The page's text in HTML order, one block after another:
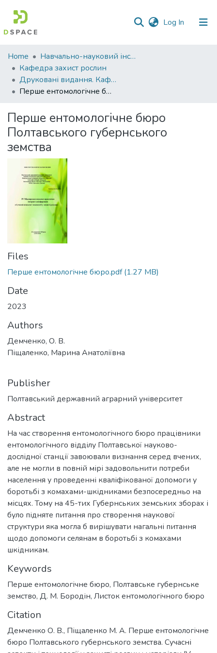
Log In (current)
Communities
&
Collections
All of DSpace
Statistics
Home
Навчально-науковий інститут агротехнологій, селекції та екології
Кафедра захист рослин
Друковані видання. Кафедра захист рослин
Перше ентомологічне бюро Полтавського губернського земства
Перше ентомологічне бюро
Полтавського губернського
земства
Files
Перше ентомологічне бюро.pdf(1.27 MB)
Date
2023
Authors
Демченко, О. В.
Піщаленко, Марина Анатоліївна
Publisher
Полтавський державний аграрний університет
Abstract
На час створення ентомологічного бюро працівники
ентомологічного відділу Полтавської науково-
дослідної станції завоювали визнання серед вчених,
але не могли в повній мірі задовольнити потреби
населення у проведенні кваліфікованої допомоги у
боротьбі з комахами-шкідниками безпосередньо на
місцях. Тому на 45-тих Губернських земських зборах і
було підняте питання про створення наукової
структури яка могла б вирішувати нагальні питання
щодо допомоги селянам в боротьбі з комахами
шкідникам.
Keywords
Перше ентомологічне бюро, Полтавське губернське
земство, Д. М. Бородін, Листок ентомологічного бюро
Citation
Демченко О. В., Піщаленко М. А. Перше ентомологічне
бюро Полтавського губернського земства. Сучасні